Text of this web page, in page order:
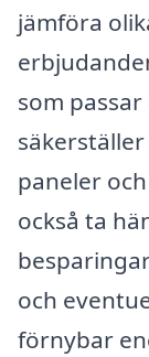
jämföra
som
paneler
också ta
och
förnybar